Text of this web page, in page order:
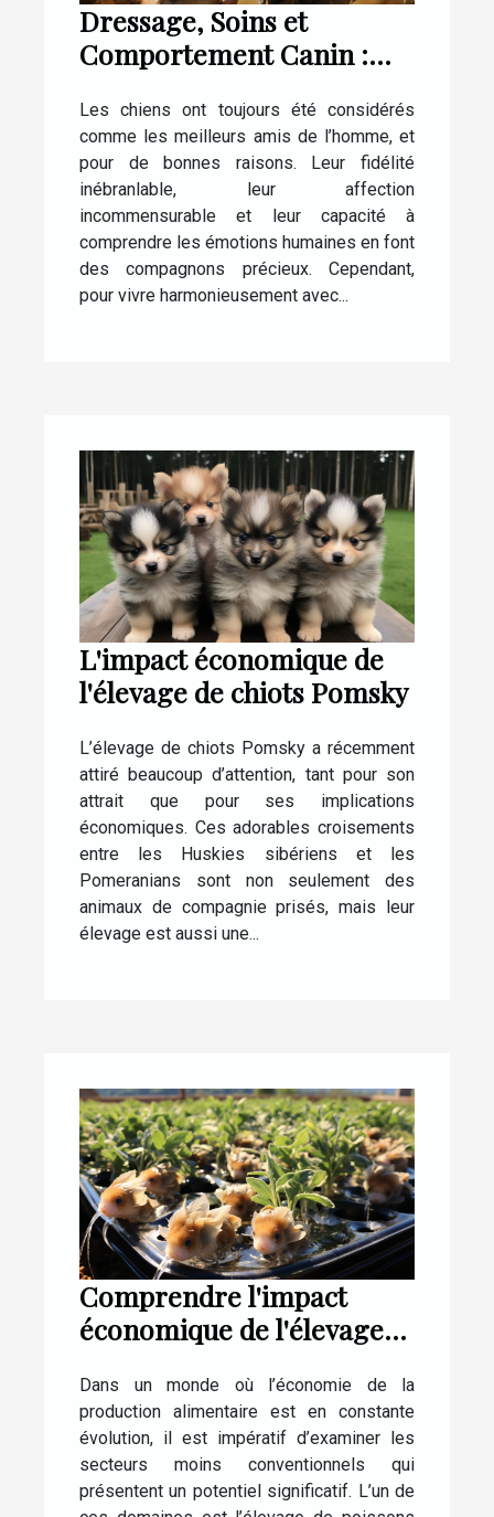
Dressage, Soins et
Comportement Canin :
Savoir
Les chiens ont toujours été considérés
comme les meilleurs amis de l’homme, et
pour de bonnes raisons. Leur fidélité
inébranlable, leur affection
incommensurable et leur capacité à
comprendre les émotions humaines en font
des compagnons précieux. Cependant,
pour vivre harmonieusement avec...
L'impact économique de
l'élevage de chiots Pomsky
L’élevage de chiots Pomsky a récemment
attiré beaucoup d’attention, tant pour son
attrait que pour ses implications
économiques. Ces adorables croisements
entre les Huskies sibériens et les
Pomeranians sont non seulement des
animaux de compagnie prisés, mais leur
élevage est aussi une...
Comprendre l'impact
économique de l'élevage
Dans un monde où l’économie de la
production alimentaire est en constante
évolution, il est impératif d’examiner les
secteurs moins conventionnels qui
présentent un potentiel significatif. L’un de